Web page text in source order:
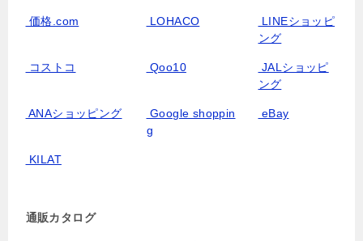
価格.com LOHACO
LINEショッピ
ング
コストコ Qoo10
JALショッピ
ング
ANAショッピング
Google shoppin
g
eBay
KILAT
通販カタログ